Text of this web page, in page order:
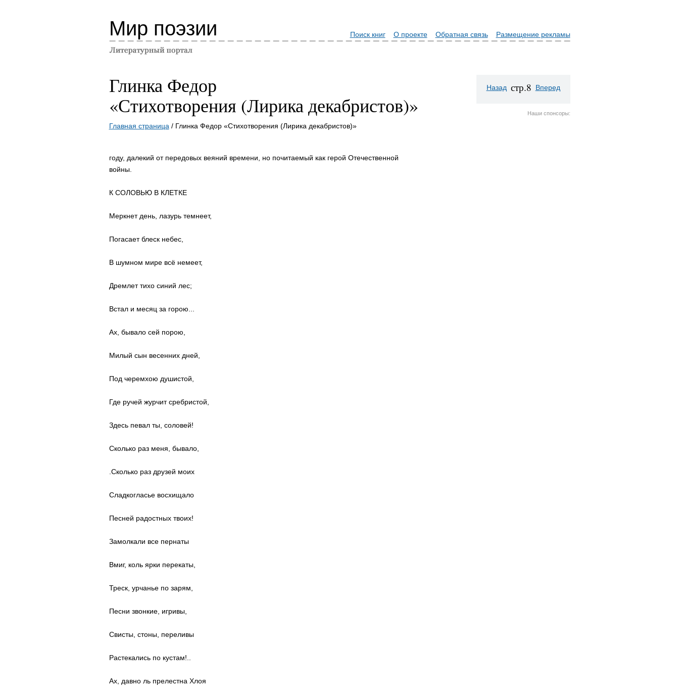
Мир поэзии Поиск книг О проекте Обратная связь Размещение рекламы
Глинка Федор
«Стихотворения (Лирика декабристов)»
Главная страница / Глинка Федор «Стихотворения (Лирика декабристов)»
году, далекий от передовых веяний времени, но почитаемый как герой Отечественной
войны.
К СОЛОВЬЮ В КЛЕТКЕ
Меркнет день, лазурь темнеет,
Погасает блеск небес,
В шумном мире всё немеет,
Дремлет тихо синий лес;
Встал и месяц за горою...
Ах, бывало сей порою,
Милый сын весенних дней,
Под черемхою душистой,
Где ручей журчит сребристой,
Здесь певал ты, соловей!
Сколько раз меня, бывало,
.Сколько раз друзей моих
Сладкогласье восхищало
Песней радостных твоих!
Замолкали все пернаты
Вмиг, коль ярки перекаты,
Треск, урчанье по зарям,
Песни звонкие, игривы,
Свисты, стоны, переливы
Растекались по кустам!..
Ах, давно ль прелестна Хлоя
Назад стр.8 Вперед
Наши спонсоры: